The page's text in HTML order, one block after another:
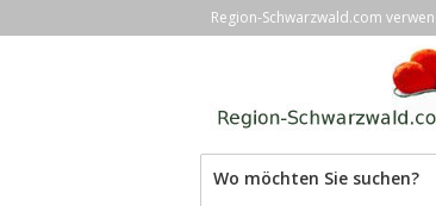
Region-Schwarzwald.com
Wo möchten Sie suchen?